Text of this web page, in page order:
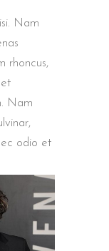
Nam
rhoncus,
Nam
odio et